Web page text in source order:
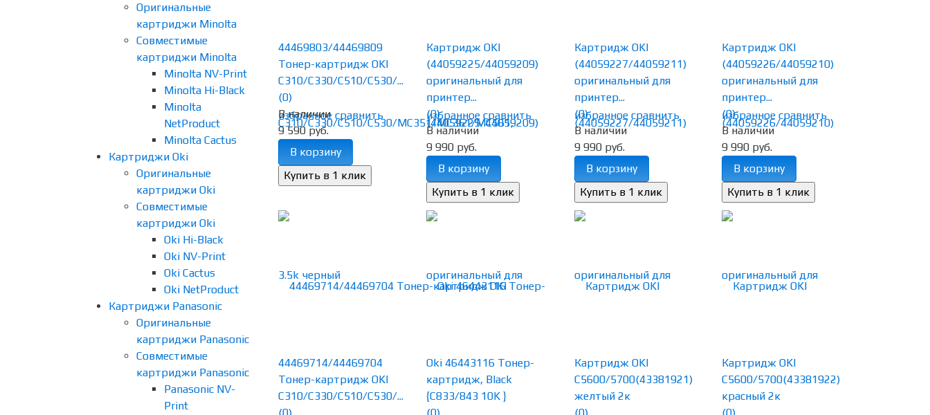
Оригинальные
картриджи Minolta
Совместимые
картриджи Minolta
Minolta NV-Print
Minolta Hi-Black
Minolta
NetProduct
Minolta Cactus
Картриджи Oki
Оригинальные
картриджи Oki
Совместимые
картриджи Oki
Oki Hi-Black
Oki NV-Print
Oki Cactus
Oki NetProduct
Картриджи Panasonic
Оригинальные
картриджи Panasonic
Совместимые
картриджи Panasonic
Panasonic NV-
Print
избранное сравнить
44469803/44469809
Тонер-картридж OKI
C310/C330/C510/C530/...
(0)
В наличии
9 590 руб.
В корзину
избранное сравнить
Картридж OKI
(44059225/44059209)
оригинальный для
принтер...
(0)
В наличии
9 990 руб.
В корзину
избранное сравнить
Картридж OKI
(44059227/44059211)
оригинальный для
принтер...
(0)
В наличии
9 990 руб.
В корзину
избранное сравнить
Картридж OKI
(44059226/44059210)
оригинальный для
принтер...
(0)
В наличии
9 990 руб.
В корзину
44469714/44469704
Тонер-картридж OKI
C310/C330/C510/C530/...
Oki 46443116 Тонер-
картридж, Black
{C833/843 10K }
Картридж OKI
C5600/5700(43381921)
желтый 2к
Картридж OKI
C5600/5700(43381922)
красный 2к